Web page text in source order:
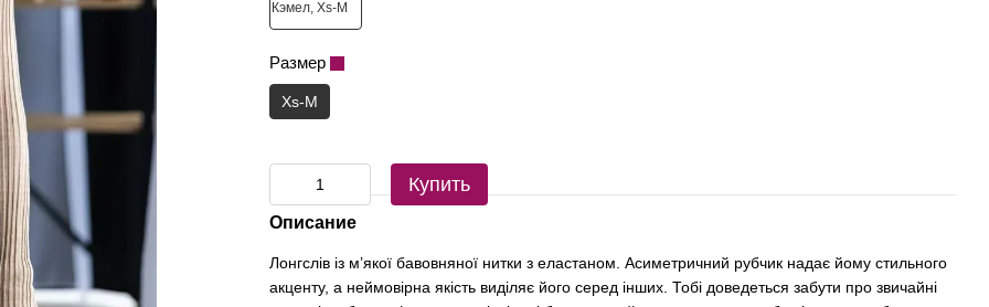
Размер
Xs-M
Купить
Описание
Лонгслів із м’якої бавовняної нитки з еластаном. Асиметричний рубчик надає йому стильного
акценту, а неймовірна якість виділяє його серед інших. Тобі доведеться забути про звичайні